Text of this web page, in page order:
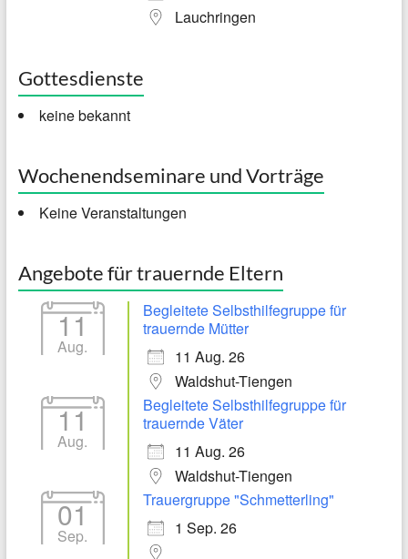
Lauchringen
Gottesdienste
keine bekannt
Wochenendseminare und Vorträge
Keine Veranstaltungen
Angebote für trauernde Eltern
11
Aug.
Begleitete Selbsthilfegruppe für
trauernde Mütter
11 Aug. 26
Waldshut-Tiengen
11
Aug.
Begleitete Selbsthilfegruppe für
trauernde Väter
11 Aug. 26
Waldshut-Tiengen
01
Sep.
Trauergruppe "Schmetterling"
1 Sep. 26